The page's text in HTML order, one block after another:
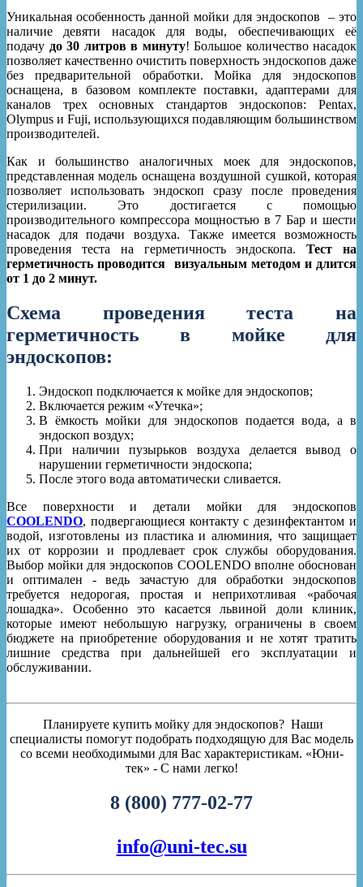
Уникальная особенность данной мойки для эндоскопов – это
наличие девяти насадок для воды, обеспечивающих её
подачу до 30 литров в минуту! Большое количество насадок
позволяет качественно очистить поверхность эндоскопов даже
без предварительной обработки. Мойка для эндоскопов
оснащена, в базовом комплекте поставки, адаптерами для
каналов трех основных стандартов эндоскопов: Pentax,
Olympus и Fuji, использующихся подавляющим большинством
производителей.
Как и большинство аналогичных моек для эндоскопов,
представленная модель оснащена воздушной сушкой, которая
позволяет использовать эндоскоп сразу после проведения
стерилизации. Это достигается с помощью
производительного компрессора мощностью в 7 Бар и шести
насадок для подачи воздуха. Также имеется возможность
проведения теста на герметичность эндоскопа.Тест на
герметичность проводится визуальным методом и длится
от 1 до 2 минут.
Схема проведения теста на
герметичностьв мойке для
эндоскопов:
Эндоскоп подключается к мойке для эндоскопов;
Включается режим «Утечка»;
В ёмкость мойки для эндоскопов подается вода, а в
эндоскоп воздух;
При наличии пузырьков воздуха делается вывод о
нарушении герметичности эндоскопа;
После этого вода автоматически сливается.
Все поверхности и детали мойки для эндоскопов
COOLENDO, подвергающиеся контакту с дезинфектантом и
водой, изготовлены из пластика и алюминия, что защищает
их от коррозии и продлевает срок службы оборудования.
Выбор мойки для эндоскопов COOLENDO вполне обоснован
и оптимален - ведь зачастую для обработки эндоскопов
требуется недорогая, простая и неприхотливая «рабочая
лошадка». Особенно это касается львиной доли клиник,
которые имеют небольшую нагрузку, ограничены в своем
бюджете на приобретение оборудования и не хотят тратить
лишние средства при дальнейшей его эксплуатации и
обслуживании.
Планируете купить мойку для эндоскопов? Наши
специалисты помогут подобрать подходящую для Вас модель
со всеми необходимыми для Вас характеристикам. «Юни-
тек» - С нами легко!
8 (800) 777-02-77
info@uni-tec.su